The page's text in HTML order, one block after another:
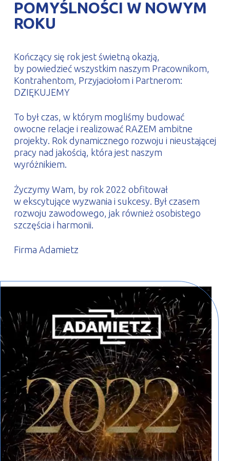
PROFILAR – profile zimnogięte
DE
POMYŚLNOŚCI W NOWYM
ROKU
Kończący się rok jest świetną okazją,
by powiedzieć wszystkim naszym Pracownikom,
Kontrahentom, Przyjaciołom i Partnerom:
DZIĘKUJEMY
To był czas, w którym mogliśmy budować
owocne relacje i realizować RAZEM ambitne
projekty. Rok dynamicznego rozwoju i nieustającej
pracy nad jakością, która jest naszym
wyróżnikiem.
Życzymy Wam, by rok 2022 obfitował
w ekscytujące wyzwania i sukcesy. Był czasem
rozwoju zawodowego, jak również osobistego
szczęścia i harmonii.
Firma Adamietz